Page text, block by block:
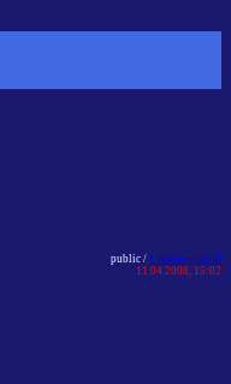
public / 1 комментарий
11.04.2008, 15:02